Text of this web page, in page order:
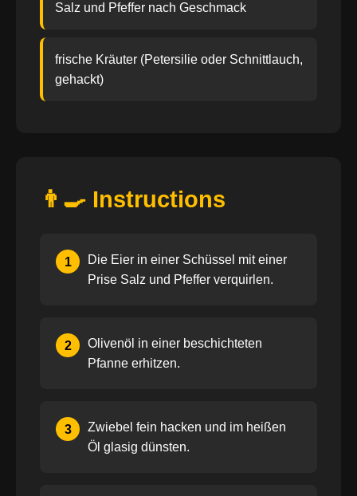
Salz und Pfeffer nach Geschmack
frische Kräuter (Petersilie oder Schnittlauch,
gehackt)
👨‍🍳 Instructions
1
Die Eier in einer Schüssel mit einer
Prise Salz und Pfeffer verquirlen.
2
Olivenöl in einer beschichteten
Pfanne erhitzen.
3
Zwiebel fein hacken und im heißen
Öl glasig dünsten.